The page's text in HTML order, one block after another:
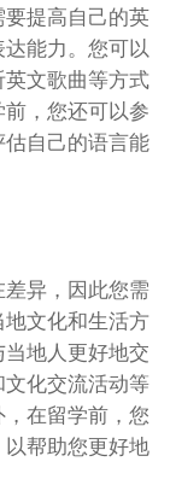
提高自己的英
能力。您可以
文歌曲等方式
，您还可以参
自己的语言能
异，因此您需
文化和生活方
地人更好地交
化交流活动等
在留学前，您
帮助您更好地